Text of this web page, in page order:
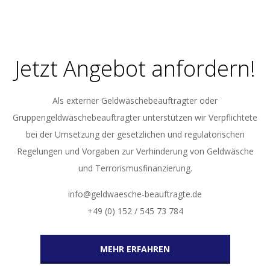
Jetzt Angebot anfordern!
Als externer Geldwäschebeauftragter oder
Gruppengeldwäschebeauftragter unterstützen wir Verpflichtete
bei der Umsetzung der gesetzlichen und regulatorischen
Regelungen und Vorgaben zur Verhinderung von Geldwäsche
und Terrorismusfinanzierung.
info@geldwaesche-beauftragte.de
+49 (0) 152 / 545 73 784
MEHR ERFAHREN